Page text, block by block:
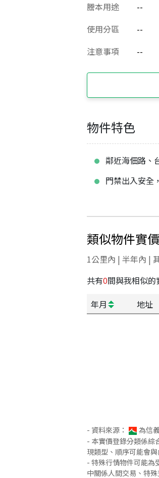
謄本用途
--
使用分區
--
注意事項
--
物件特色
鄰近海佃路、
門禁出入安全
類似物件實
1公里內 | 半年內 |
共有0間與我相似
年月
地址
- 資料來源： 為信
- 本實價登錄分類係綜
現類型、順序可能會
- 特殊行情物件可能為
中關係人間交易、特